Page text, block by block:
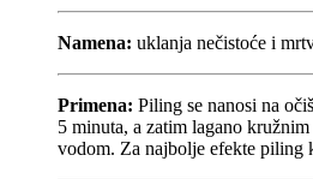
Namena: uklanja nečistoće i
Primena: Piling se nanosi na
5 minuta, a zatim lagano
vodom. Za najbolje efekte piling